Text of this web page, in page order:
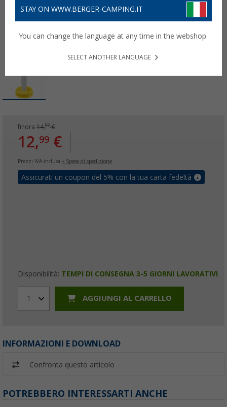
finora 14,99€
12,99 €
Prezzi IVA inclusa + Spese di spedizione
Assicurati un coupon del 5% con la tua carta fedeltà
Disponibilità: TEMPI DI CONSEGNA 3-5 GIORNI LAVORATIVI
1 AGGIUNGI AL CARRELLO
INFORMAZIONI E DOWNLOAD
Confronta questo articolo
POTREBBERO INTERESSARTI ANCHE
STAY ON WWW.BERGER-CAMPING.IT
You can change the language at any time in the webshop.
SELECT ANOTHER LANGUAGE